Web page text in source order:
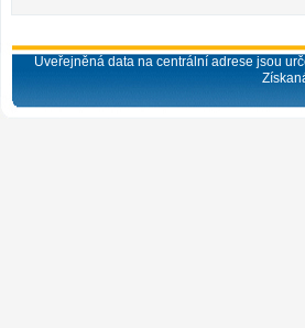
Uveřejněná data na centrální adrese jsou